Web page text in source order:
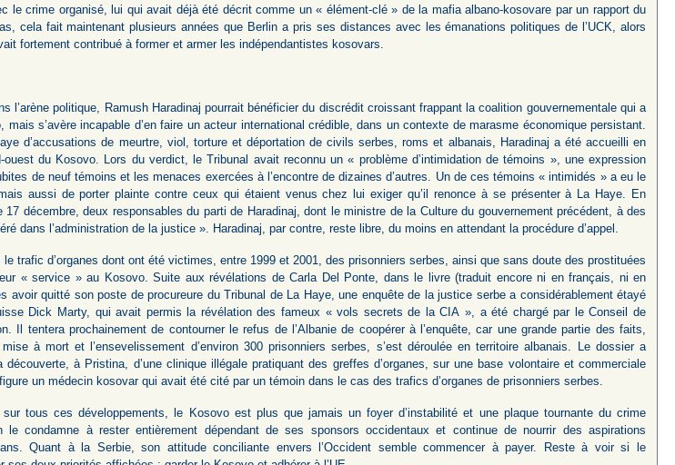
le crime organisé, lui qui avait déjà été décrit comme un « élément-clé » de la mafia albano-kosovare par un rapport du
cela fait maintenant plusieurs années que Berlin a pris ses distances avec les émanations politiques de l’UCK, alors
fortement contribué à former et armer les indépendantistes kosovars.
l’arène politique, Ramush Haradinaj pourrait bénéficier du discrédit croissant frappant la coalition gouvernementale qui a
mais s’avère incapable d’en faire un acteur international crédible, dans un contexte de marasme économique persistant.
d’accusations de meurtre, viol, torture et déportation de civils serbes, roms et albanais, Haradinaj a été accueilli en
du Kosovo. Lors du verdict, le Tribunal avait reconnu un « problème d’intimidation de témoins », une expression
de neuf témoins et les menaces exercées à l’encontre de dizaines d’autres. Un de ces témoins « intimidés » a eu le
aussi de porter plainte contre ceux qui étaient venus chez lui exiger qu’il renonce à se présenter à La Haye. En
décembre, deux responsables du parti de Haradinaj, dont le ministre de la Culture du gouvernement précédent, à des
dans l’administration de la justice ». Haradinaj, par contre, reste libre, du moins en attendant la procédure d’appel.
trafic d’organes dont ont été victimes, entre 1999 et 2001, des prisonniers serbes, ainsi que sans doute des prostituées
« service » au Kosovo. Suite aux révélations de Carla Del Ponte, dans le livre (traduit encore ni en français, ni en
avoir quitté son poste de procureure du Tribunal de La Haye, une enquête de la justice serbe a considérablement étayé
Dick Marty, qui avait permis la révélation des fameux « vols secrets de la CIA », a été chargé par le Conseil de
Il tentera prochainement de contourner le refus de l’Albanie de coopérer à l’enquête, car une grande partie des faits,
à mort et l’ensevelissement d’environ 300 prisonniers serbes, s’est déroulée en territoire albanais. Le dossier a
à Pristina, d’une clinique illégale pratiquant des greffes d’organes, sur une base volontaire et commerciale
un médecin kosovar qui avait été cité par un témoin dans le cas des trafics d’organes de prisonniers serbes.
sur tous ces développements, le Kosovo est plus que jamais un foyer d’instabilité et une plaque tournante du crime
le condamne à rester entièrement dépendant de ses sponsors occidentaux et continue de nourrir des aspirations
Quant à la Serbie, son attitude conciliante envers l’Occident semble commencer à payer. Reste à voir si le